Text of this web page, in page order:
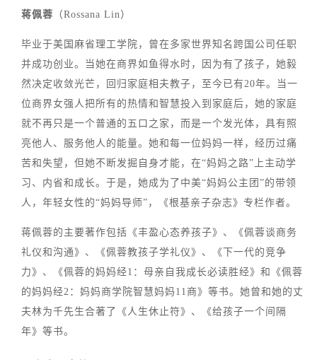
蒋佩蓉 （Rossana Lin）
毕业于美国麻省理工学院，曾在多家世界知名跨国公司任职
并成功创业。当她在商界如鱼得水时，因为有了孩子，她毅
然决定收敛光芒，回归家庭相夫教子，至今已有20年。当一
位商界女强人把所有的热情和智慧投入到家庭后，她的家庭
就不再只是一个普通的五口之家，而是一个发光体，具有照
亮他人、服务他人的能量。她和每一位妈妈一样，经历过痛
苦和失望，但她不断发掘自身才能，在“妈妈之路”上主动学
习、内省和成长。于是，她成为了中美“妈妈公主团”的带领
人，年轻女性的“妈妈导师”，《根基亲子杂志》专栏作者。
蒋佩蓉的主要著作包括《丰盈心态养孩子》、《佩蓉谈商务
礼仪和沟通》、《佩蓉教孩子学礼仪》、《下一代的竞争
力》、《佩蓉的妈妈经1：母亲自我成长必读胜经》和《佩蓉
的妈妈经2：妈妈商学院智慧妈妈11商》等书。她曾和她的丈
夫林为千先生合著了《人生休止符》、《给孩子一个间隔
年》等书。